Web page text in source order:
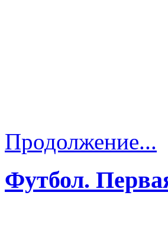
Продолжение...
Футбол.